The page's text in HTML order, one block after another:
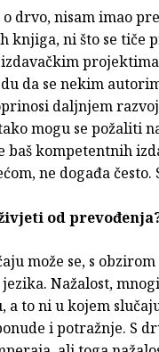
drvo, nisam imao
knjiga, ni što se tiče
da se nekim
daljnjem
mogu se požaliti
baš kompetentnih
ne događa
od
može se, s
Nažalost,
a to ni u kojem
i potražnje. S